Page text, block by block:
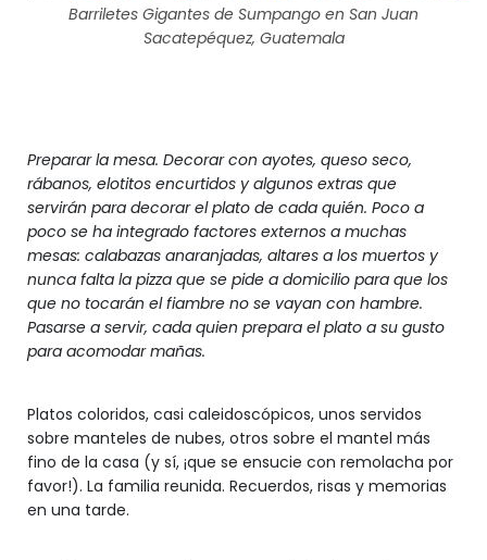
Barriletes Gigantes de Sumpango en San Juan
Sacatepéquez, Guatemala
Preparar la mesa. Decorar con ayotes, queso seco,
rábanos, elotitos encurtidos y algunos extras que
servirán para decorar el plato de cada quién. Poco a
poco se ha integrado factores externos a muchas
mesas: calabazas anaranjadas, altares a los muertos y
nunca falta la pizza que se pide a domicilio para que los
que no tocarán el fiambre no se vayan con hambre.
Pasarse a servir, cada quien prepara el plato a su gusto
para acomodar mañas.
Platos coloridos, casi caleidoscópicos, unos servidos
sobre manteles de nubes, otros sobre el mantel más
fino de la casa (y sí, ¡que se ensucie con remolacha por
favor!). La familia reunida. Recuerdos, risas y memorias
en una tarde.